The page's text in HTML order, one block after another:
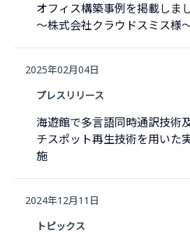
オフィス構築事例を掲載しま
〜株式会社クラウドスミス様
2025年02月04日
プレスリリース
海遊館で多言語同時通訳技術
チスポット再生技術を用いた
施
2024年12月11日
トピックス